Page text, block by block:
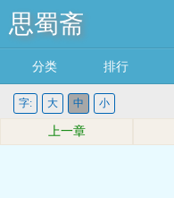
思蜀斋
分类 排行
字: 大 中 小
上一章